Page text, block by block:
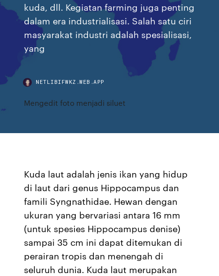
kuda, dll. Kegiatan farming juga penting
dalam era industrialisasi. Salah satu ciri
masyarakat industri adalah spesialisasi,
yang
NETLIBIFWKZ.WEB.APP
Mengedit foto menjadi siluet
Kuda laut adalah jenis ikan yang hidup
di laut dari genus Hippocampus dan
famili Syngnathidae. Hewan dengan
ukuran yang bervariasi antara 16 mm
(untuk spesies Hippocampus denise)
sampai 35 cm ini dapat ditemukan di
perairan tropis dan menengah di
seluruh dunia. Kuda laut merupakan